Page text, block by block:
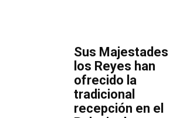
​Sus Majestades
los Reyes han
ofrecido la
tradicional
recepción en el